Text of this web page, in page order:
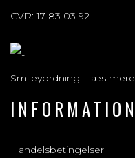
CVR: 17 83 03 92
Smileyordning - læs mere
INFORMATION
Handelsbetingelser